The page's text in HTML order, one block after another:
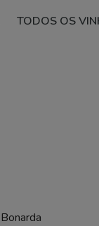
TODOS OS
Bonarda